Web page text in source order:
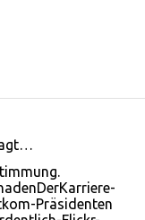
Präsidenten